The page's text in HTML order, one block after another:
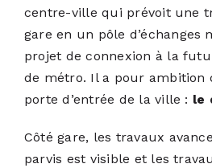
centre-ville qui prévoit une
gare en un pôle d’échanges
projet de connexion à la
de métro. Il a pour ambition
porte d’entrée de la ville : le
Côté gare, les travaux
parvis est visible et les